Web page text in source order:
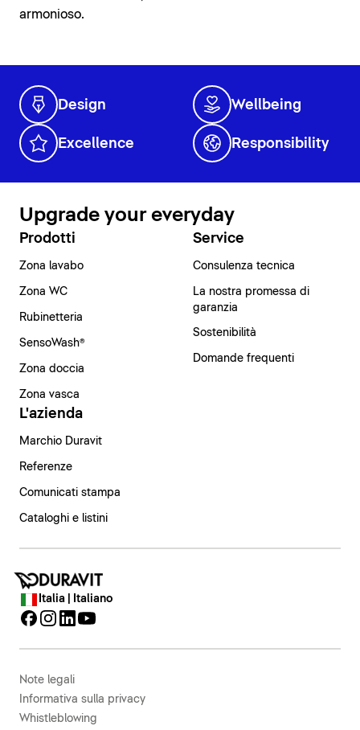
armonioso.
Design Wellbeing
Excellence Responsibility
Upgrade your everyday
Prodotti
Zona lavabo
Zona WC
Rubinetteria
SensoWash®
Zona doccia
Zona vasca
Service
Consulenza tecnica
La nostra promessa di
garanzia
Sostenibilità
Domande frequenti
L'azienda
Marchio Duravit
Referenze
Comunicati stampa
Cataloghi e listini
Italia | Italiano
Note legali
Informativa sulla privacy
Whistleblowing